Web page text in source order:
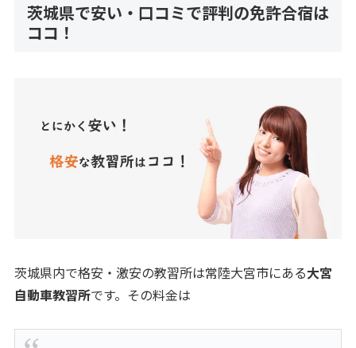
茨城県で安い・口コミで評判の免許合宿は
ココ！
茨城県内で格安・激安の教習所は常陸大宮市にある大宮
自動車教習所です。その料金は